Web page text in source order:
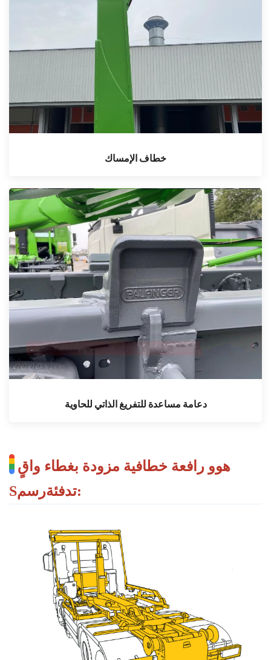
خطاف الإمساك
دعامة مساعدة للتفريغ الذاتي للحاوية
هوو رافعة خطافية مزودة بغطاء واقٍ
S
تدفئةرسم :